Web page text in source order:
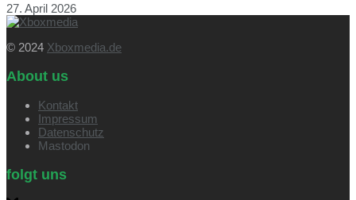
27. April 2026
© 2024 Xboxmedia.de
About us
Kontakt
Impressum
Datenschutz
Mastodon
folgt uns